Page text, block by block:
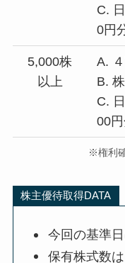
C.
0円
5,000株
以上
A.
B.
C.
00
※権利
株主優待取得DATA
今回の基準
保有株式数